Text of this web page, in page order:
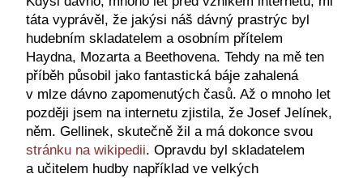
táta vyprávěl, že jakýsi náš dávný prastrýc byl
hudebním skladatelem a osobním přítelem
Haydna, Mozarta a Beethovena. Tehdy na mě ten
příběh působil jako fantastická báje zahalená
v mlze dávno zapomenutých časů. Až o mnoho let
později jsem na internetu zjistila, že Josef Jelínek,
něm. Gellinek, skutečně žil a má dokonce svou
stránku na wikipedii. Opravdu byl skladatelem
a učitelem hudby například ve velkých